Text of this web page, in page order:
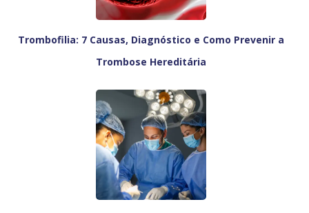
Trombofilia: 7 Causas, Diagnóstico e Como Prevenir a
Trombose Hereditária